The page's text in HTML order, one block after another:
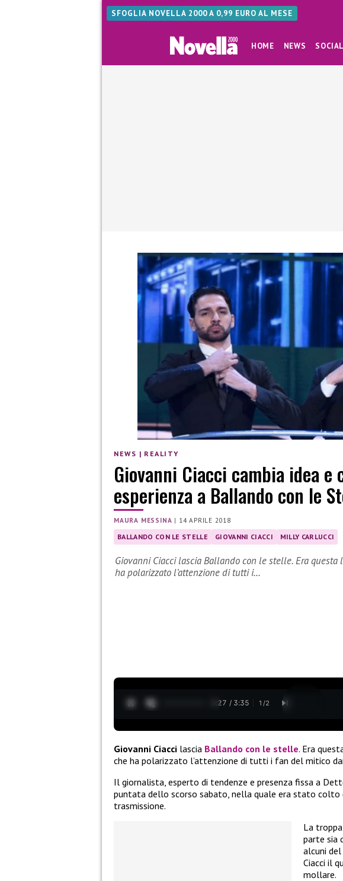
SFOGLIA NOVELLA 2000 A 0,99 EURO AL MESE
HOME NEWS SOCIAL
NEWS | REALITY
Giovanni Ciacci cambia idea e
esperienza a Ballando con le
MAURA MESSINA | 14 APRILE 2018
BALLANDO CON LE STELLE GIOVANNI CIACCI MILLY CARLUCCI
Giovanni Ciacci lascia Ballando con le stelle. Era
ha polarizzato l’attenzione di tutti i…
0:28 / 3:35 1 /2
Giovanni Ciacci lascia Ballando con le stelle. Era
che ha polarizzato l’attenzione di tutti i fan del mitico
Il giornalista, esperto di tendenze e presenza fissa a
puntata dello scorso sabato, nella quale era stato colto
trasmissione.
La
parte sia
alcuni
Ciacci il
mollare.